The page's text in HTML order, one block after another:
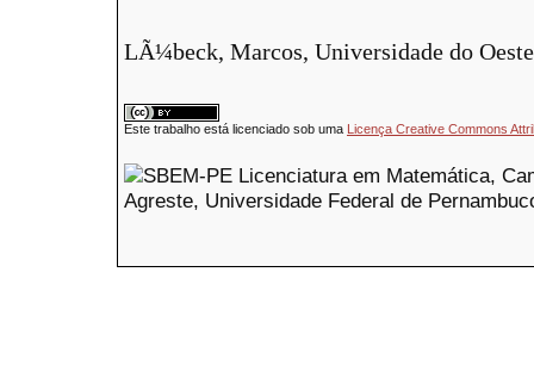
LÃ¼beck, Marcos, Universidade do
Este trabalho está licenciado sob uma Licença Creative Commons